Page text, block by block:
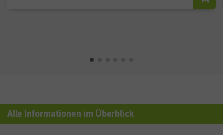
Alle Informationen im Überblick